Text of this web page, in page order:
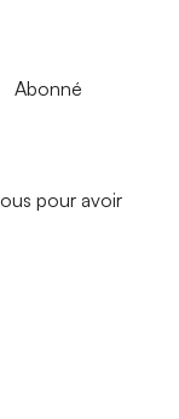
Abonné
pour avoir